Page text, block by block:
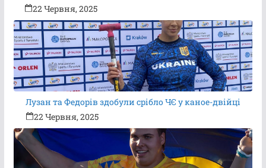
22 Червня, 2025
Лузан та Федорів здобули срібло ЧЄ у каное-двійці
22 Червня, 2025